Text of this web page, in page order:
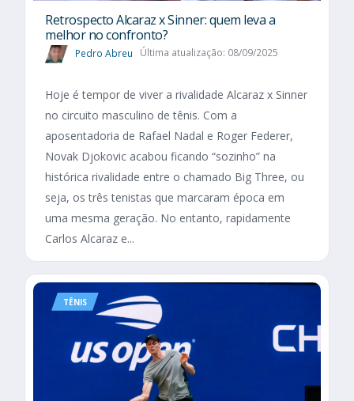
Retrospecto Alcaraz x Sinner: quem leva a
melhor no confronto?
Pedro Abreu Última atualização: 08/09/2025
Hoje é tempor de viver a rivalidade Alcaraz x Sinner
no circuito masculino de tênis. Com a
aposentadoria de Rafael Nadal e Roger Federer,
Novak Djokovic acabou ficando “sozinho” na
histórica rivalidade entre o chamado Big Three, ou
seja, os três tenistas que marcaram época em
uma mesma geração. No entanto, rapidamente
Carlos Alcaraz e...
TÊNIS